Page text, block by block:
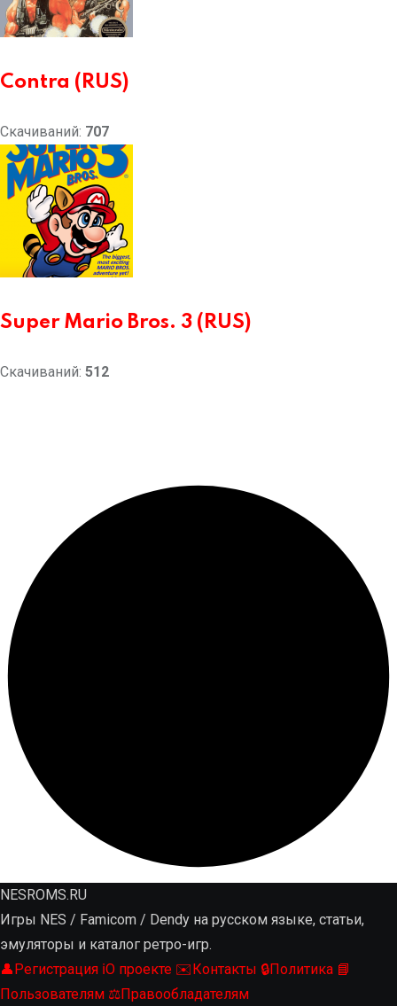
Contra (RUS)
Скачиваний: 707
Super Mario Bros. 3 (RUS)
Скачиваний: 512
NESROMS.RU
Игры NES / Famicom / Dendy на русском языке, статьи,
эмуляторы и каталог ретро-игр.
👤Регистрация ℹ️О проекте ✉️Контакты 🔒Политика 📘
Пользователям ⚖️Правообладателям